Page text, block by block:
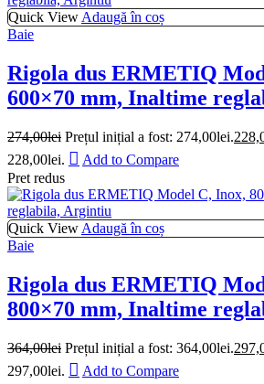
Quick View Adaugă în coș
Baie
Rigola dus ERMETIQ
600×70 mm, Inaltime
274,00lei Prețul inițial a fost: 274,00lei.
228,00lei.
Add to Compare
Pret redus
Quick View Adaugă în coș
Baie
Rigola dus ERMETIQ
800×70 mm, Inaltime
364,00lei Prețul inițial a fost: 364,00lei.
297,00lei.
Add to Compare